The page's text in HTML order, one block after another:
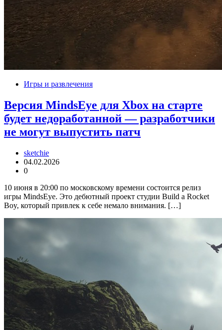
Игры и развлечения
Версия MindsEye для Xbox на старте
будет недоработанной — разработчики
не могут выпустить патч
sketchie
04.02.2026
0
10 июня в 20:00 по московскому времени состоится релиз
игры MindsEye. Это дебютный проект студии Build a Rocket
Boy, который привлек к себе немало внимания. […]